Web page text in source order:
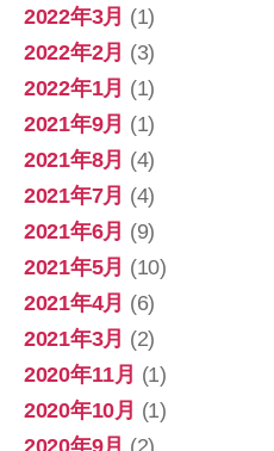
2022年3月 (1)
2022年2月 (3)
2022年1月 (1)
2021年9月 (1)
2021年8月 (4)
2021年7月 (4)
2021年6月 (9)
2021年5月 (10)
2021年4月 (6)
2021年3月 (2)
2020年11月 (1)
2020年10月 (1)
2020年9月 (2)